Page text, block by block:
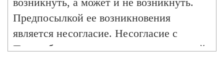
Семинар 4ПТ II.
Предпосылкой ее возникновения
является несогласие. Несогласие с
Постлиберализмом как с универсальной